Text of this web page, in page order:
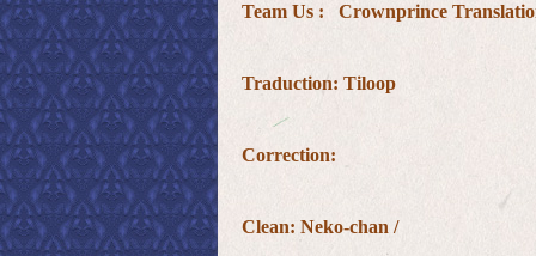
Team Us : Crownprince
Traduction: Tiloop
Correction:
Clean: Neko-chan /